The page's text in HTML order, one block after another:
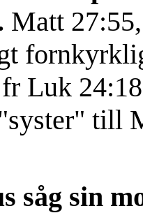
Matt
Luk
till
såg sin